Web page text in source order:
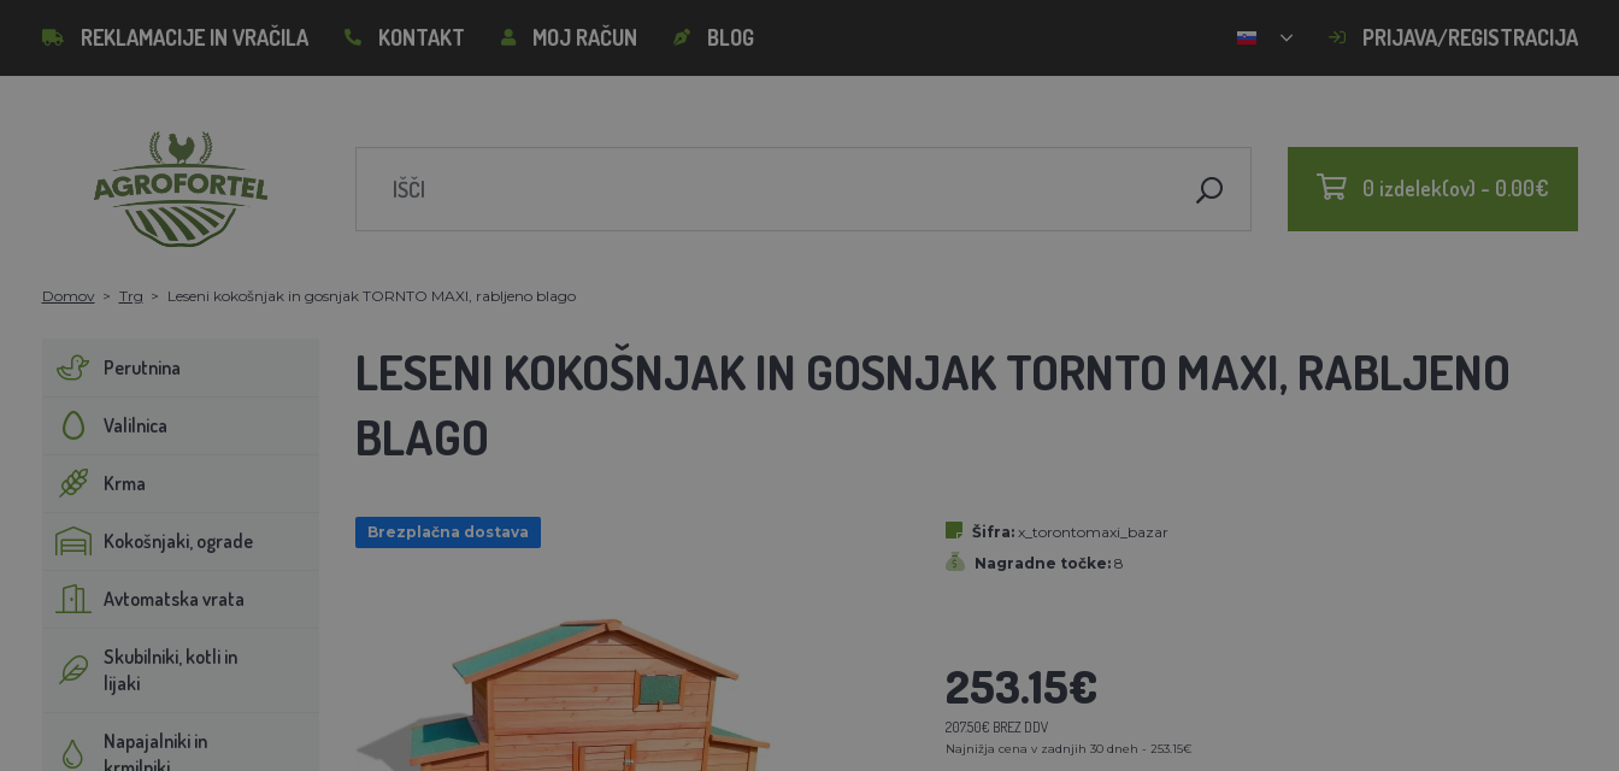
REKLAMACIJE IN VRAČILA KONTAKT MOJ RAČUN BLOG PRIJAVA/REGISTRACIJA
0 izdelek(ov) - 0.00€
Domov Trg Leseni kokošnjak in gosnjak TORNTO MAXI, rabljeno blago
Perutnina
Valilnica
Krma
Kokošnjaki, ograde
Avtomatska vrata
Skubilniki, kotli in
lijaki
Napajalniki in
LESENI KOKOŠNJAK IN GOSNJAK TORNTO MAXI, RABLJENO
BLAGO
Brezplačna dostava Šifra: x_torontomaxi_bazar
Nagradne točke: 8
253.15€
207.50€ BREZ DDV
Najnižja cena v zadnjih 30 dneh - 253.15€